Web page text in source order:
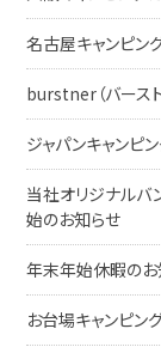
名古屋キャンピン
burstner（バース
ジャパンキャンピ
当社オリジナルバ
始のお知らせ
年末年始休暇のお
お台場キャンピン